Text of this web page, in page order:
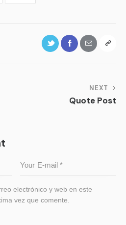
NEXT
Quote Post
electrónico y web en este
vez que comente.